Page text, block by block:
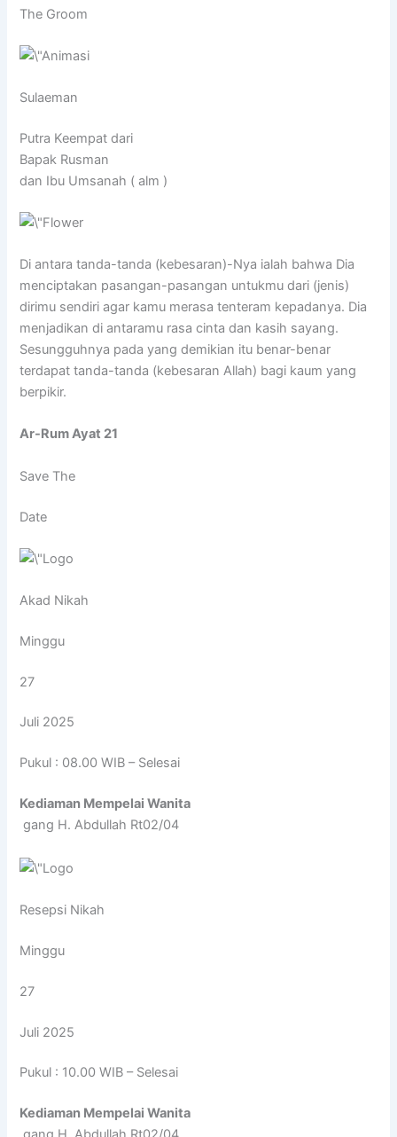
The Groom
Sulaeman
Putra Keempat dari
Bapak Rusman
dan Ibu Umsanah ( alm )
Di antara tanda-tanda (kebesaran)-Nya ialah bahwa Dia
menciptakan pasangan-pasangan untukmu dari (jenis)
dirimu sendiri agar kamu merasa tenteram kepadanya. Dia
menjadikan di antaramu rasa cinta dan kasih sayang.
Sesungguhnya pada yang demikian itu benar-benar
terdapat tanda-tanda (kebesaran Allah) bagi kaum yang
berpikir.
Ar-Rum Ayat 21
Save The
Date
Akad Nikah
Minggu
27
Juli 2025
Pukul : 08.00 WIB – Selesai
Kediaman Mempelai Wanita
gang H. Abdullah Rt02/04
Resepsi Nikah
Minggu
27
Juli 2025
Pukul : 10.00 WIB – Selesai
Kediaman Mempelai Wanita